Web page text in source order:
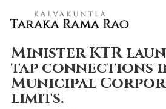
Minister KTR
tap connections
Municipal
limits.